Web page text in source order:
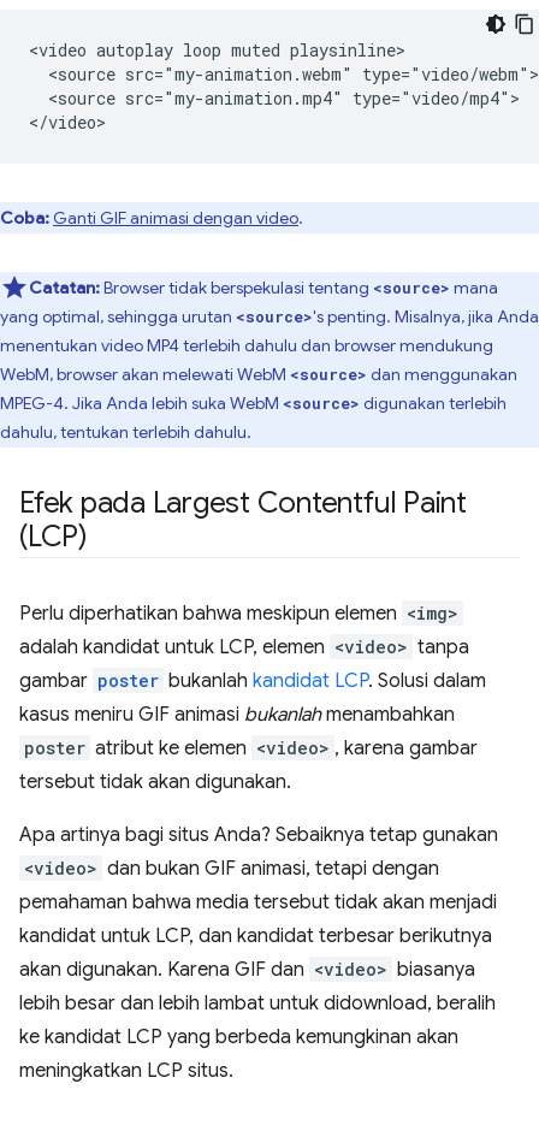
<video autoplay loop muted playsinline>
  <source src="my-animation.webm" type="video/webm">
  <source src="my-animation.mp4" type="video/mp4">
Coba: Ganti GIF animasi dengan video.
Catatan:Browser tidak berspekulasi tentang <source> mana
yang optimal, sehingga urutan <source>'s penting. Misalnya, jika Anda
menentukan video MP4 terlebih dahulu dan browser mendukung
WebM, browser akan melewati WebM <source> dan menggunakan
MPEG-4. Jika Anda lebih suka WebM <source> digunakan terlebih
dahulu, tentukan terlebih dahulu.
Efek pada Largest Contentful Paint
(LCP)
Perlu diperhatikan bahwa meskipun elemen <img>
adalah kandidat untuk LCP, elemen <video> tanpa
gambar poster bukanlah kandidat LCP. Solusi dalam
kasus meniru GIF animasi bukanlahmenambahkan
poster atribut ke elemen <video> , karena gambar
tersebut tidak akan digunakan.
Apa artinya bagi situs Anda? Sebaiknya tetap gunakan
<video> dan bukan GIF animasi, tetapi dengan
pemahaman bahwa media tersebut tidak akan menjadi
kandidat untuk LCP, dan kandidat terbesar berikutnya
akan digunakan. Karena GIF dan <video> biasanya
lebih besar dan lebih lambat untuk didownload, beralih
ke kandidat LCP yang berbeda kemungkinan akan
meningkatkan LCP situs.